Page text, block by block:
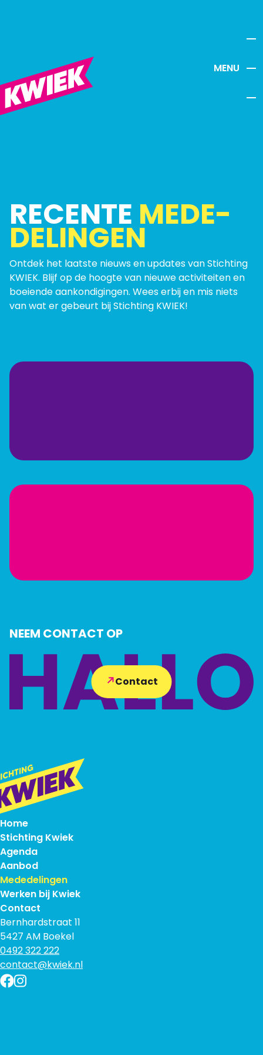
MENU
RECENTE MEDE­
DELINGEN
Ontdek het laatste nieuws en updates van Stichting
KWIEK. Blijf op de hoogte van nieuwe activiteiten en
boeiende aankondigingen. Wees erbij en mis niets
van wat er gebeurt bij Stichting KWIEK!
NEEM CONTACT OP
Contact
Home
Stichting Kwiek
Agenda
Aanbod
Mededelingen
Werken bij Kwiek
Contact
Bernhardstraat 11
5427 AM Boekel
0492 322 222
contact@kwiek.nl